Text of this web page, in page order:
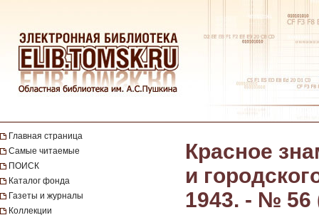
Главная страница
Самые читаемые
ПОИСК
Каталог фонда
Газеты и журналы
Коллекции
Красное
и
1943. - № 56